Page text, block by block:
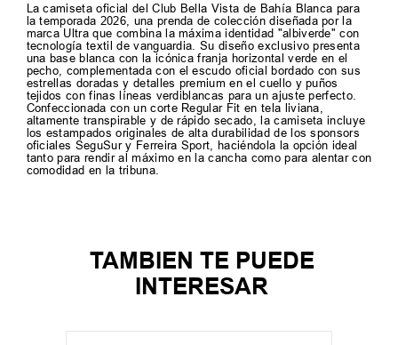
La camiseta oficial del Club Bella Vista de Bahía Blanca para
la temporada 2026, una prenda de colección diseñada por la
marca Ultra que combina la máxima identidad "albiverde" con
tecnología textil de vanguardia. Su diseño exclusivo presenta
una base blanca con la icónica franja horizontal verde en el
pecho, complementada con el escudo oficial bordado con sus
estrellas doradas y detalles premium en el cuello y puños
tejidos con finas líneas verdiblancas para un ajuste perfecto.
Confeccionada con un corte Regular Fit en tela liviana,
altamente transpirable y de rápido secado, la camiseta incluye
los estampados originales de alta durabilidad de los sponsors
oficiales SeguSur y Ferreira Sport, haciéndola la opción ideal
tanto para rendir al máximo en la cancha como para alentar con
comodidad en la tribuna.
TAMBIEN TE PUEDE
INTERESAR